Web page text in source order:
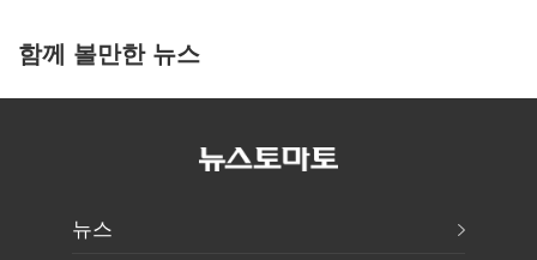
함께 볼만한 뉴스
뉴스